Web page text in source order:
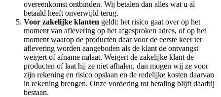
overeenkomst ontbinden. Wij betalen dan alles wat u al
betaald heeft onverwijld terug.
Voor zakelijke klanten geldt: het risico gaat over op het
moment van aflevering op het afgesproken adres, of op het
moment waarop de producten daar voor de eerste keer ter
aflevering worden aangeboden als de klant de ontvangst
weigert of afname nalaat. Weigert de zakelijke klant de
producten of laat hij ze niet afhalen, dan mogen wij ze voor
zijn rekening en risico opslaan en de redelijke kosten daarvan
in rekening brengen. Onze vordering tot betaling blijft daarbij
bestaan.